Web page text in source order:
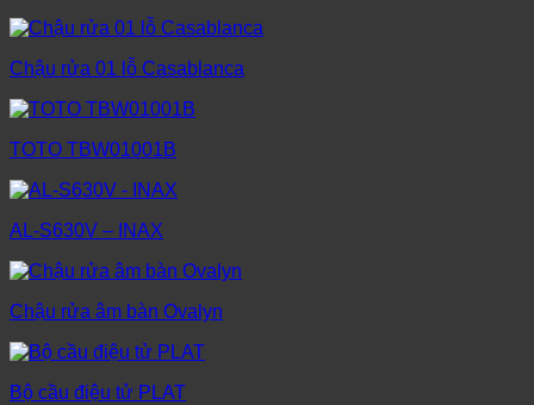
Chậu rửa 01 lỗ Casablanca
TOTO TBW01001B
AL-S630V – INAX
Chậu rửa âm bàn Ovalyn
Bộ cầu điệu tử PLAT